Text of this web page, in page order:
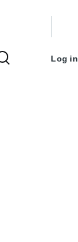
menu
Log in